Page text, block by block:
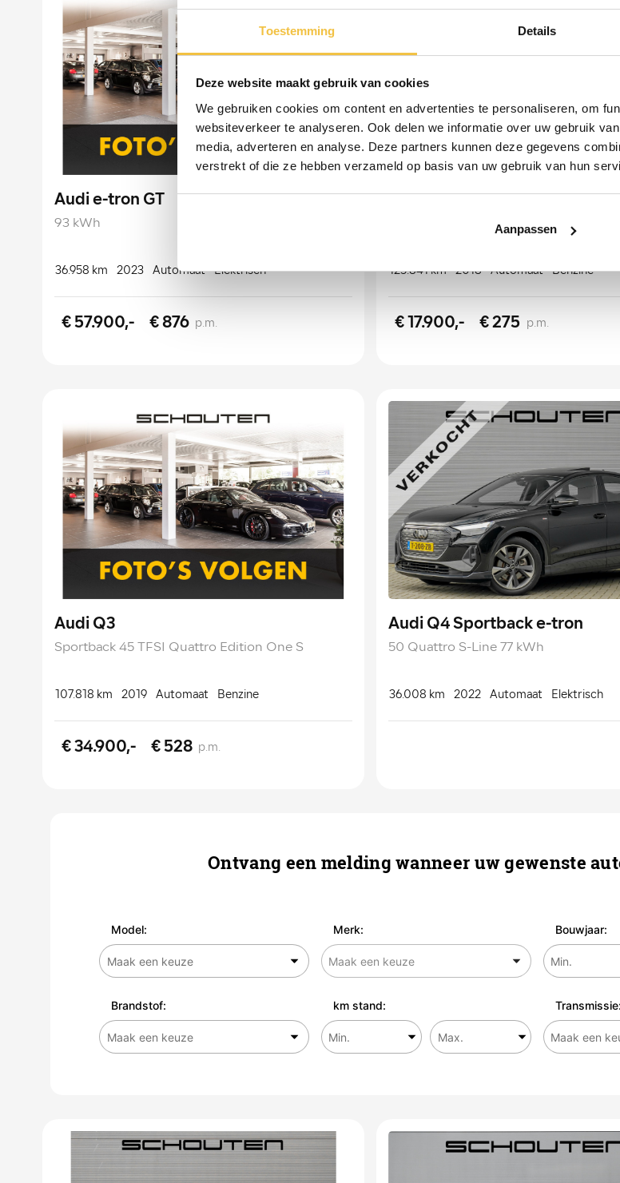
Toestemming Details
Deze website maakt gebruik van cookies
We gebruiken cookies om content en advertenties te personaliseren, om
websiteverkeer te analyseren. Ook delen we informatie over uw gebruik
media, adverteren en analyse. Deze partners kunnen deze gegevens
verstrekt of die ze hebben verzameld op basis van uw gebruik van hun
Aanpassen
Audi e-tron GT
93 kWh
36.958 km 2023 Automaat Elektrisch
€ 57.900,- € 876 p.m.
1.0 TFSI Sport Pro Line S
125.841 km 2018 Automaat Benzine
€ 17.900,- € 275 p.m.
Audi Q3
Sportback 45 TFSI Quattro Edition One S
107.818 km 2019 Automaat Benzine
€ 34.900,- € 528 p.m.
Audi Q4 Sportback e-tron
50 Quattro S-Line 77 kWh
36.008 km 2022 Automaat Elektrisch
Ontvang een melding wanneer uw gewenste
Model: Merk: Bouwjaar:
Brandstof: km stand: Transmissie: